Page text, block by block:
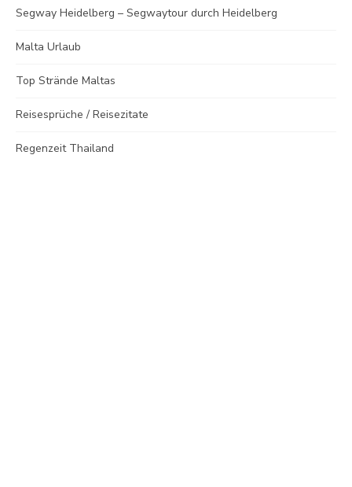
Segway Heidelberg – Segwaytour durch Heidelberg
Malta Urlaub
Top Strände Maltas
Reisesprüche / Reisezitate
Regenzeit Thailand